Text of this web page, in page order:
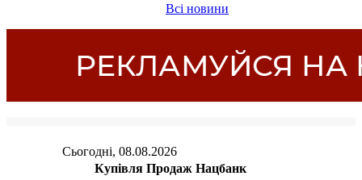
Всі новини